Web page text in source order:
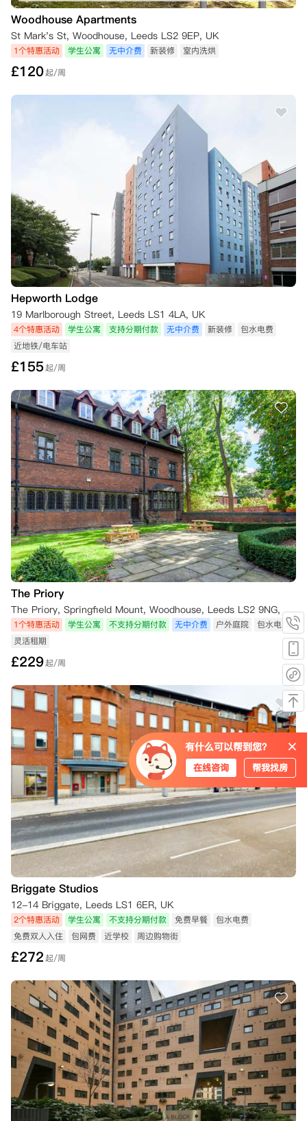
Woodhouse Apartments
St Mark's St, Woodhouse, Leeds LS2 9EP, UK
1个特惠活动 学生公寓 无中介费 新装修 室内洗烘
£120起/周
Hepworth Lodge
19 Marlborough Street, Leeds LS1 4LA, UK
4个特惠活动 学生公寓 支持分期付款 无中介费 新装修
包水电费
近地铁/电车站
£155起/周
The Priory
The Priory, Springfield Mount, Woodhouse, Leeds LS2 9NG, UK
1个特惠活动 学生公寓 不支持分期付款 无中介费 户外庭院
包水电费
灵活租期
£229起/周
Briggate Studios
12-14 Briggate, Leeds LS1 6ER, UK
2个特惠活动 学生公寓 不支持分期付款 免费早餐
包水电费
免费双人入住
包网费 近学校 周边购物街
£272起/周
有什么可以帮到您？
在线咨询 帮我找房